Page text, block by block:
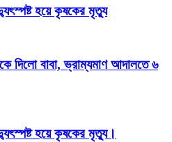
হয়ে কৃষকের মৃত্যু
দিলো বাবা, ভ্রাম্যমাণ আদালতে ৬
হয়ে কৃষকের মৃত্যু।